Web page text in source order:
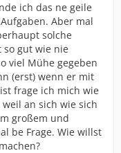
ich das ne geile
Aber mal
solche
so gut wie nie
viel Mühe gegeben
(erst) wenn er mit
frage ich mich wie
an sich wie sich
großem und
be Frage. Wie willst